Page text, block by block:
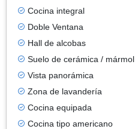
Cocina integral
Doble Ventana
Hall de alcobas
Suelo de cerámica / mármol
Vista panorámica
Zona de lavandería
Cocina equipada
Cocina tipo americano